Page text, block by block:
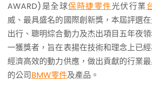
AWARD)是全球保時捷零件光伏行業
威、最具盛名的國際創新獎，本屆評選
出行、聰明綜合動力及杰出項目五年夜
一獲獎者，旨在表揚在技術和理念上已
經濟高效的動力供應，做出貢獻的行業
的公司BMW零件及產品。